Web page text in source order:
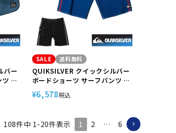
バー
サ
ズ
SALE 送料無料
QUIKSILVER クイックシルバー
ボードショーツ サーフパンツ サ
ーフショーツ サーフィン メンズ
ジップ付きポケット 水陸両用21
¥6,578税込
108件中 1-20件表示 1 2 … 6